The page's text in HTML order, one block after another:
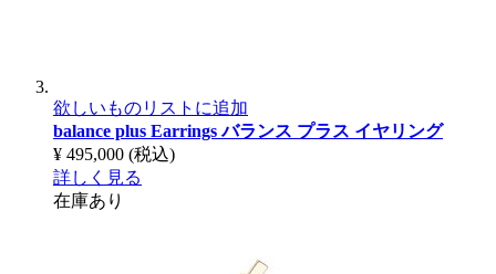
欲しいものリストに追加
balance plus Earringsバランス プラス イヤリング
¥ 495,000 (税込)
詳しく見る
在庫あり